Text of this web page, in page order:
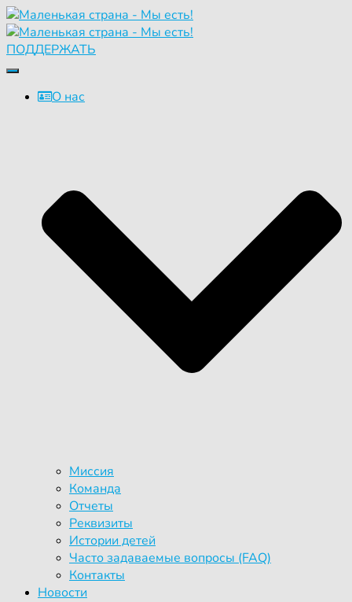
ПОДДЕРЖАТЬ
Переключить
навигациюО нас
Миссия
Команда
Отчеты
Реквизиты
Истории детей
Часто задаваемые вопросы (FAQ)
Контакты
Новости